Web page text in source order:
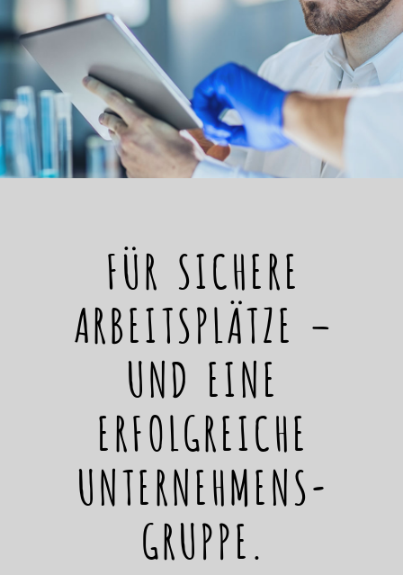
FÜR SICHERE
ARBEITSPLÄTZE –
UND EINE
ERFOLGREICHE
UNTERNEHMENS-
GRUPPE.